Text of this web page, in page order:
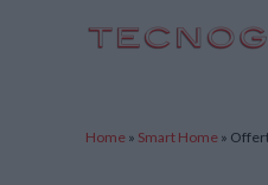
Home » Smart Home »